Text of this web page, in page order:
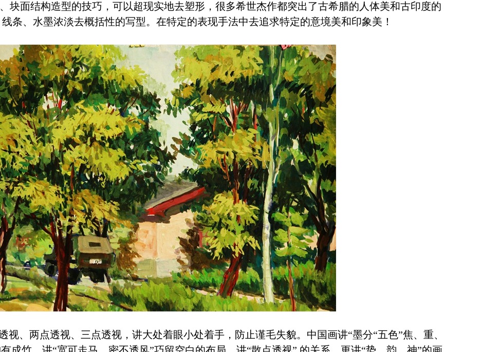
块面结构造型的技巧，可以超现实地去塑形，很多希世杰作都突出了古希腊的人体美和古印度的
条、水墨浓淡去概括性的写型。在特定的表现手法中去追求特定的意境美和印象美！
视、两点透视、三点透视，讲大处着眼小处着手，防止谨毛失貌。中国画讲“墨分“五色”焦、重、